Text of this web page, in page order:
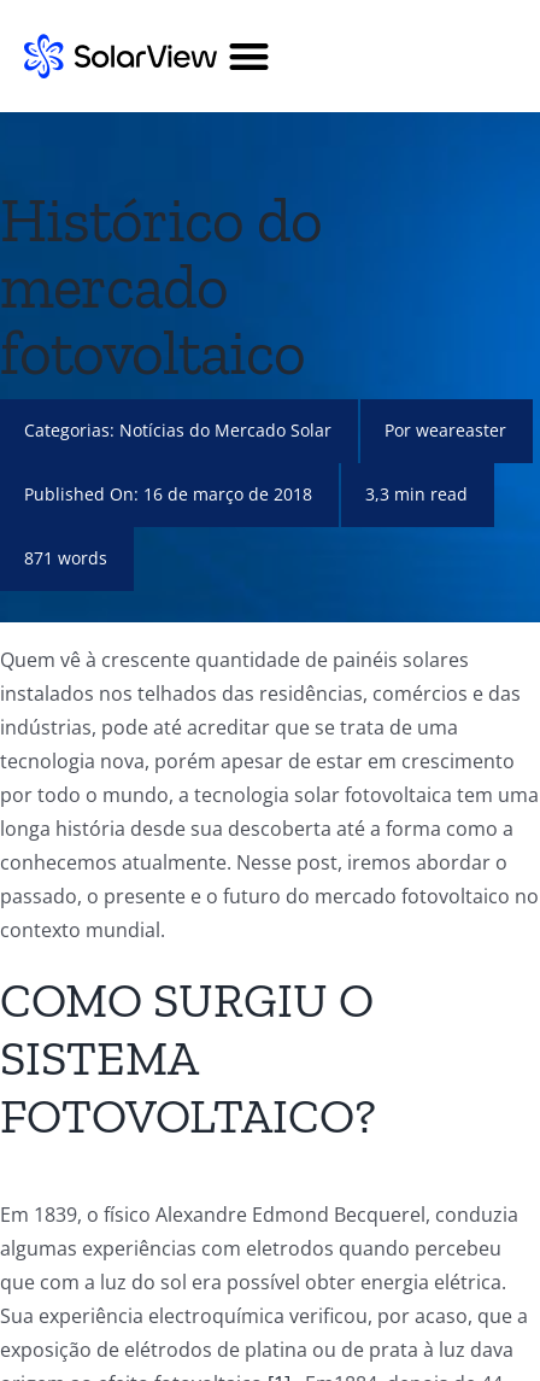
Histórico do
mercado
fotovoltaico
Categorias: Notícias do Mercado Solar Por weareaster
Published On: 16 de março de 2018 3,3 min read
871 words
Quem vê à crescente quantidade de painéis solares
instalados nos telhados das residências, comércios e das
indústrias, pode até acreditar que se trata de uma
tecnologia nova, porém apesar de estar em crescimento
por todo o mundo, a tecnologia solar fotovoltaica tem uma
longa história desde sua descoberta até a forma como a
conhecemos atualmente. Nesse post, iremos abordar o
passado, o presente e o futuro do mercado fotovoltaico no
contexto mundial.
COMO SURGIU O
SISTEMA
FOTOVOLTAICO?
Em 1839, o físico Alexandre Edmond Becquerel, conduzia
algumas experiências com eletrodos quando percebeu
que com a luz do sol era possível obter energia elétrica.
Sua experiência electroquímica verificou, por acaso, que a
exposição de elétrodos de platina ou de prata à luz dava